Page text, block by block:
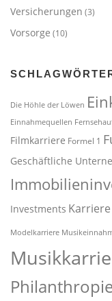
Versicherungen (3)
Vorsorge (10)
Die Höhle der Löwen
Einnahmequellen
Filmkarriere Formel 1
Geschäftliche
Investments Karriere
Modelkarriere